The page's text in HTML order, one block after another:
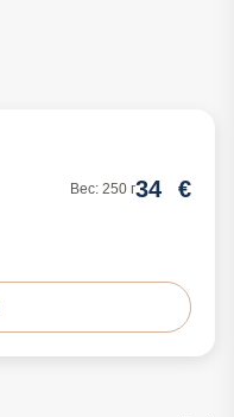
Вес: 250 г34 €